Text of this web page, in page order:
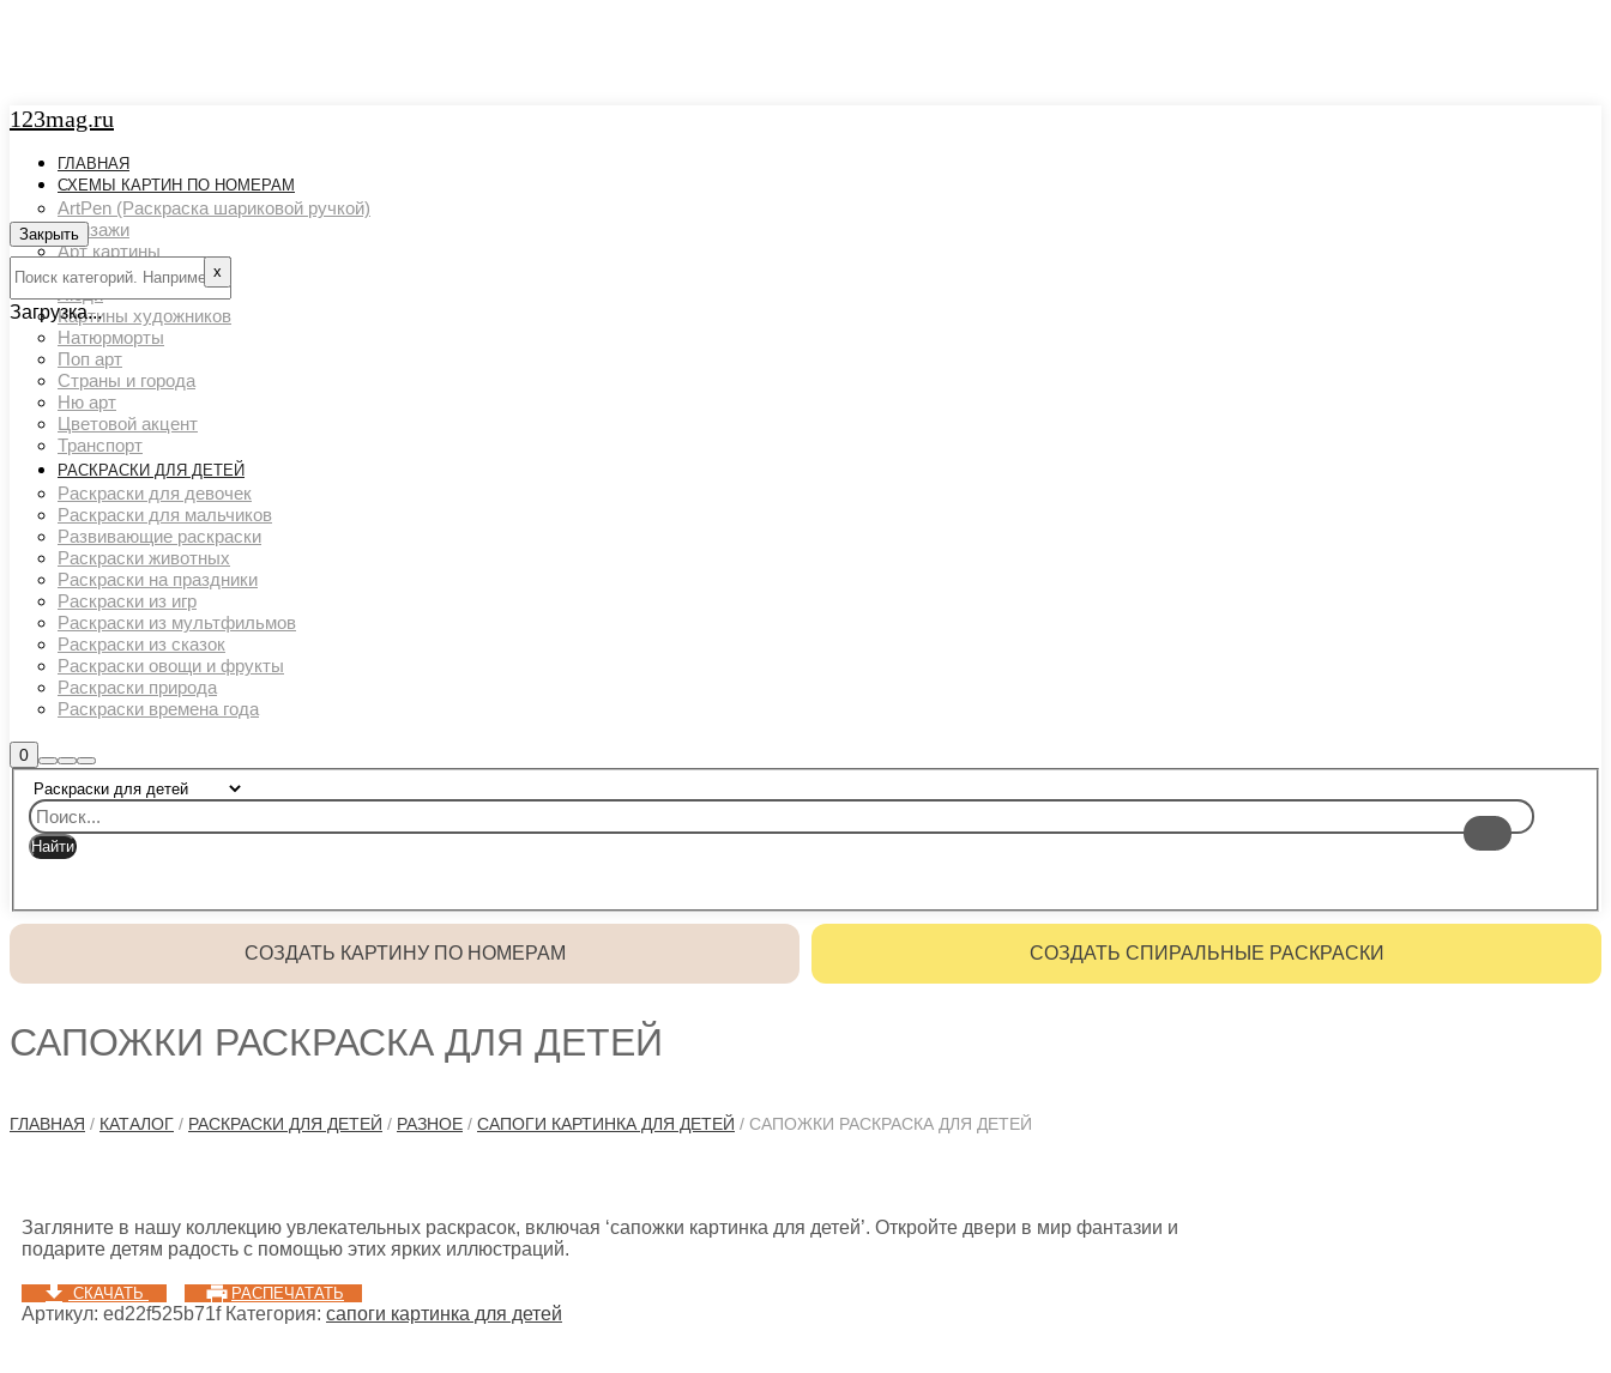
123mag.ru
ГЛАВНАЯ
СХЕМЫ КАРТИН ПО НОМЕРАМ
ArtPen (Раскраска шариковой ручкой)
Пейзажи
Арт картины
Животный мир
Люди
Картины художников
Натюрморты
Поп арт
Страны и города
Ню арт
Цветовой акцент
Транспорт
РАСКРАСКИ ДЛЯ ДЕТЕЙ
Раскраски для девочек
Раскраски для мальчиков
Развивающие раскраски
Раскраски животных
Раскраски на праздники
Раскраски из игр
Раскраски из мультфильмов
Раскраски из сказок
Раскраски овощи и фрукты
Раскраски природа
Раскраски времена года
0Боковая
панель
магазина
Найти
Больше
информации
Главное
меню
СОЗДАТЬ КАРТИНУ ПО НОМЕРАМ СОЗДАТЬ СПИРАЛЬНЫЕ РАСКРАСКИ
САПОЖКИ РАСКРАСКА ДЛЯ ДЕТЕЙ
ГЛАВНАЯ / КАТАЛОГ / РАСКРАСКИ ДЛЯ ДЕТЕЙ / РАЗНОЕ / САПОГИ КАРТИНКА ДЛЯ ДЕТЕЙ / САПОЖКИ РАСКРАСКА ДЛЯ ДЕТЕЙ
Загляните в нашу коллекцию увлекательных раскрасок, включая ‘сапожки картинка для детей’. Откройте двери в мир фантазии и
подарите детям радость с помощью этих ярких иллюстраций.
СКАЧАТЬ РАСПЕЧАТАТЬ
Артикул: ed22f525b71f Категория: сапоги картинка для детей
Закрыть
х
Загрузка...